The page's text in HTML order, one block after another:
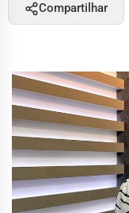
Compartilhar